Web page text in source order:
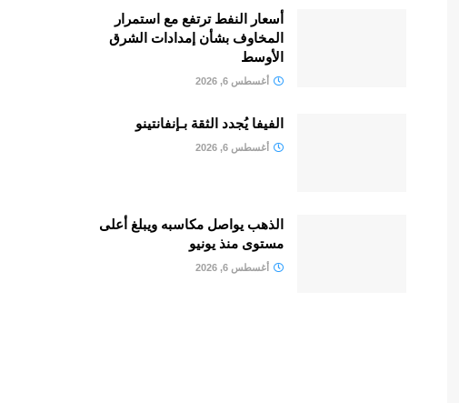
أسعار النفط ترتفع مع استمرار
المخاوف بشأن إمدادات الشرق
الأوسط
أغسطس 6, 2026
الفيفا يُجدد الثقة بـإنفانتينو
أغسطس 6, 2026
الذهب يواصل مكاسبه ويبلغ أعلى
مستوى منذ يونيو
أغسطس 6, 2026